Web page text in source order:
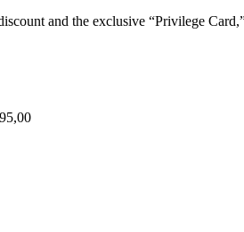
and the exclusive “Privilege